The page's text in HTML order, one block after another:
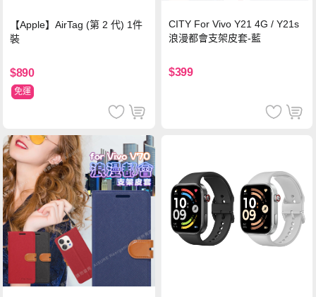
【Apple】AirTag (第 2 代) 1件
裝
$890
免運
CITY For Vivo Y21 4G / Y21s
浪漫都會支架皮套-藍
$399